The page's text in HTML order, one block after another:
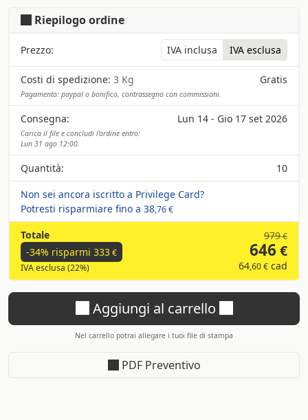
Riepilogo ordine
Prezzo: IVA inclusa IVA esclusa
Costi di spedizione: 3 Kg Gratis
Pagamento: paypal o bonifico, contrassegno con commissioni.
Consegna: Lun 14 - Gio 17 set 2026
Carica il file e concludi l'ordine entro:
Lun 31 ago 12:00.
Quantità:
10
Non sei ancora iscritto a Privilege Card?
Potresti risparmiare fino a 38,76 €
Totale
-34% risparmi 333€
IVA esclusa (22%)
979€
646 €
64,60 € cad
Aggiungi al carrello
Nel carrello potrai allegare i tuoi file di stampa
PDF Preventivo